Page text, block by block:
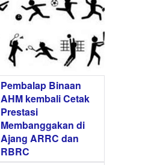
Pembalap Binaan
AHM kembali Cetak
Prestasi
Membanggakan di
Ajang ARRC dan
RBRC